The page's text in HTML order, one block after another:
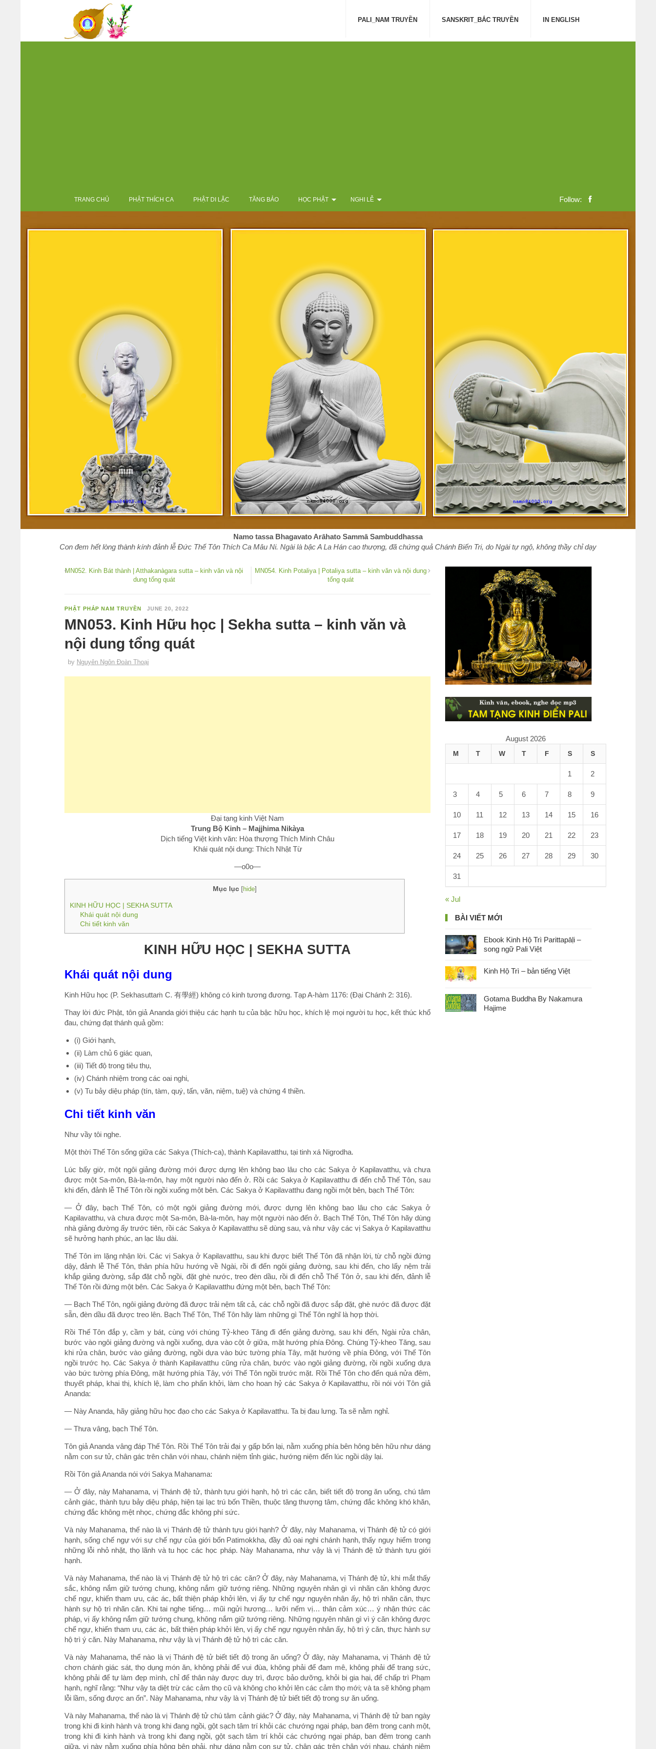
PALI_NAM TRUYỀN SANSKRIT_BẮC TRUYỀN IN ENGLISH
TRANG CHỦ PHẬT THÍCH CA PHẬT DI LẶC TĂNG BẢO HỌC PHẬT NGHI LỄ Follow:
Namo tassa Bhagavato Arāhato Sammā Sambuddhassa
Con đem hết lòng thành kính đảnh lễ Đức Thế Tôn Thích Ca Mâu Ni. Ngài là bậc A La Hán cao thượng, đã chứng quả Chánh Biến Tri, do Ngài tự ngộ, không thầy chỉ dạy
MN052. Kinh Bát thành | Atthakanàgara sutta – kinh văn và nội
dung tổng quát
MN054. Kinh Potaliya | Potaliya sutta – kinh văn và nội dung
tổng quát
PHẬT PHÁP NAM TRUYỀN JUNE 20, 2022
MN053. Kinh Hữu học | Sekha sutta – kinh văn và
nội dung tổng quát
by Nguyên Ngôn Đoàn Thoại
Đại tạng kinh Việt Nam
Trung Bộ Kinh – Majjhima Nikàya
Dịch tiếng Việt kinh văn: Hòa thượng Thích Minh Châu
Khái quát nội dung: Thích Nhật Từ
—o0o—
Mục lục [hide]
KINH HỮU HỌC | SEKHA SUTTA
Khái quát nội dung
Chi tiết kinh văn
KINH HỮU HỌC | SEKHA SUTTA
Khái quát nội dung
Kinh Hữu học (P. Sekhasuttaṁ C. 有學經) không có kinh tương đương. Tạp A-hàm 1176: (Đại Chánh 2: 316).
Thay lời đức Phật, tôn giả Ananda giới thiệu các hạnh tu của bậc hữu học, khích lệ mọi người tu học, kết thúc khổ
đau, chứng đạt thánh quả gồm:
(i) Giới hạnh,
(ii) Làm chủ 6 giác quan,
(iii) Tiết độ trong tiêu thụ,
(iv) Chánh nhiệm trong các oai nghi,
(v) Tu bảy diệu pháp (tín, tàm, quý, tấn, văn, niệm, tuệ) và chứng 4 thiền.
Chi tiết kinh văn
Như vầy tôi nghe.
Một thời Thế Tôn sống giữa các Sakya (Thích-ca), thành Kapilavatthu, tại tinh xá Nigrodha.
Lúc bấy giờ, một ngôi giảng đường mới được dựng lên không bao lâu cho các Sakya ở Kapilavatthu, và chưa
được một Sa-môn, Bà-la-môn, hay một người nào đến ở. Rồi các Sakya ở Kapilavatthu đi đến chỗ Thế Tôn, sau
khi đến, đảnh lễ Thế Tôn rồi ngồi xuống một bên. Các Sakya ở Kapilavatthu đang ngồi một bên, bạch Thế Tôn:
— Ở đây, bạch Thế Tôn, có một ngôi giảng đường mới, được dựng lên không bao lâu cho các Sakya ở
Kapilavatthu, và chưa được một Sa-môn, Bà-la-môn, hay một người nào đến ở. Bạch Thế Tôn, Thế Tôn hãy dùng
nhà giảng đường ấy trước tiên, rồi các Sakya ở Kapilavatthu sẽ dùng sau, và như vậy các vị Sakya ở Kapilavatthu
sẽ hưởng hạnh phúc, an lạc lâu dài.
Thế Tôn im lặng nhận lời. Các vị Sakya ở Kapilavatthu, sau khi được biết Thế Tôn đã nhận lời, từ chỗ ngồi đứng
dậy, đảnh lễ Thế Tôn, thân phía hữu hướng về Ngài, rồi đi đến ngôi giảng đường, sau khi đến, cho lấy nệm trải
khắp giảng đường, sắp đặt chỗ ngồi, đặt ghè nước, treo đèn dầu, rồi đi đến chỗ Thế Tôn ở, sau khi đến, đảnh lễ
Thế Tôn rồi đứng một bên. Các Sakya ở Kapilavatthu đứng một bên, bạch Thế Tôn:
— Bạch Thế Tôn, ngôi giảng đường đã được trải nệm tất cả, các chỗ ngồi đã được sắp đặt, ghè nước đã được đặt
sẵn, đèn dầu đã được treo lên. Bạch Thế Tôn, Thế Tôn hãy làm những gì Thế Tôn nghĩ là hợp thời.
Rồi Thế Tôn đắp y, cầm y bát, cùng với chúng Tỷ-kheo Tăng đi đến giảng đường, sau khi đến, Ngài rửa chân,
bước vào ngôi giảng đường và ngồi xuống, dựa vào cột ở giữa, mặt hướng phía Ðông. Chúng Tỷ-kheo Tăng, sau
khi rửa chân, bước vào giảng đường, ngồi dựa vào bức tường phía Tây, mặt hướng về phía Ðông, với Thế Tôn
ngồi trước họ. Các Sakya ở thành Kapilavatthu cũng rửa chân, bước vào ngôi giảng đường, rồi ngồi xuống dựa
vào bức tường phía Ðông, mặt hướng phía Tây, với Thế Tôn ngồi trước mặt. Rồi Thế Tôn cho đến quá nửa đêm,
thuyết pháp, khai thị, khích lệ, làm cho phấn khởi, làm cho hoan hỷ các Sakya ở Kapilavatthu, rồi nói với Tôn giả
Ananda:
— Này Ananda, hãy giảng hữu học đạo cho các Sakya ở Kapilavatthu. Ta bị đau lưng. Ta sẽ nằm nghỉ.
— Thưa vâng, bạch Thế Tôn.
Tôn giả Ananda vâng đáp Thế Tôn. Rồi Thế Tôn trải đại y gấp bốn lại, nằm xuống phía bên hông bên hữu như dáng
nằm con sư tử, chân gác trên chân với nhau, chánh niệm tỉnh giác, hướng niệm đến lúc ngồi dậy lại.
Rồi Tôn giả Ananda nói với Sakya Mahanama:
— Ở đây, này Mahanama, vị Thánh đệ tử, thành tựu giới hạnh, hộ trì các căn, biết tiết độ trong ăn uống, chú tâm
cảnh giác, thành tựu bảy diệu pháp, hiện tại lạc trú bốn Thiền, thuộc tăng thượng tâm, chứng đắc không khó khăn,
chứng đắc không mệt nhọc, chứng đắc không phí sức.
Và này Mahanama, thế nào là vị Thánh đệ tử thành tựu giới hạnh? Ở đây, này Mahanama, vị Thánh đệ tử có giới
hạnh, sống chế ngự với sự chế ngự của giới bổn Patimokkha, đầy đủ oai nghi chánh hạnh, thấy nguy hiểm trong
những lỗi nhỏ nhặt, thọ lãnh và tu học các học pháp. Này Mahanama, như vậy là vị Thánh đệ tử thành tựu giới
hạnh.
Và này Mahanama, thế nào là vị Thánh đệ tử hộ trì các căn? Ở đây, này Mahanama, vị Thánh đệ tử, khi mắt thấy
sắc, không nắm giữ tướng chung, không nắm giữ tướng riêng. Những nguyên nhân gì vì nhãn căn không được
chế ngự, khiến tham ưu, các ác, bất thiện pháp khởi lên, vị ấy tự chế ngự nguyên nhân ấy, hộ trì nhãn căn, thực
hành sự hộ trì nhãn căn. Khi tai nghe tiếng… mũi ngửi hương… lưỡi nếm vị… thân cảm xúc… ý nhận thức các
pháp, vị ấy không nắm giữ tướng chung, không nắm giữ tướng riêng. Những nguyên nhân gì vì ý căn không được
chế ngự, khiến tham ưu, các ác, bất thiện pháp khởi lên, vị ấy chế ngự nguyên nhân ấy, hộ trì ý căn, thực hành sự
hộ trì ý căn. Này Mahanama, như vậy là vị Thánh đệ tử hộ trì các căn.
Và này Mahanama, thế nào là vị Thánh đệ tử biết tiết độ trong ăn uống? Ở đây, này Mahanama, vị Thánh đệ tử
chơn chánh giác sát, thọ dụng món ăn, không phải để vui đùa, không phải để đam mê, không phải để trang sức,
không phải để tự làm đẹp mình, chỉ để thân này được duy trì, được bảo dưỡng, khỏi bị gia hại, để chấp trì Phạm
hạnh, nghĩ rằng: “Như vậy ta diệt trừ các cảm thọ cũ và không cho khởi lên các cảm thọ mới; và ta sẽ không phạm
lỗi lầm, sống được an ổn”. Này Mahanama, như vậy là vị Thánh đệ tử biết tiết độ trong sự ăn uống.
Và này Mahanama, thế nào là vị Thánh đệ tử chú tâm cảnh giác? Ở đây, này Mahanama, vị Thánh đệ tử ban ngày
trong khi đi kinh hành và trong khi đang ngồi, gột sạch tâm trí khỏi các chướng ngại pháp, ban đêm trong canh một,
trong khi đi kinh hành và trong khi đang ngồi, gột sạch tâm trí khỏi các chướng ngại pháp, ban đêm trong canh
giữa, vị này nằm xuống phía hông bên phải, như dáng nằm con sư tử, chân gác trên chân với nhau, chánh niệm
August 2026
M T W T F S S
1 2
3 4 5 6 7 8 9
10 11 12 13 14 15 16
17 18 19 20 21 22 23
24 25 26 27 28 29 30
31
« Jul
BÀI VIẾT MỚI
Ebook Kinh Hộ Trì Parittapāḷi –
song ngữ Pali Việt
Kinh Hộ Trì – bản tiếng Việt
Gotama Buddha By Nakamura
Hajime